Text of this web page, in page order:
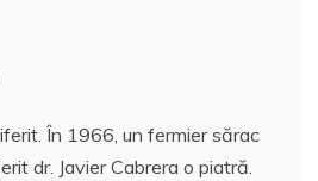
În 1966, un fermier sărac
dr. Javier Cabrera o piatră.